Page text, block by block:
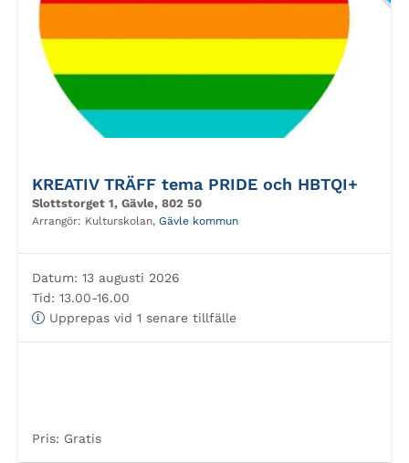
KREATIV TRÄFF tema PRIDE och HBTQI+
Slottstorget 1, Gävle, 802 50
Arrangör: Kulturskolan, Gävle kommun
Datum: 13 augusti 2026
Tid: 13.00-16.00
Upprepas vid 1 senare tillfälle
Pris: Gratis